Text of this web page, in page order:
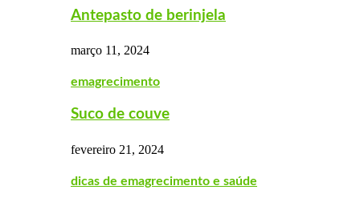
Antepasto de berinjela
março 11, 2024
emagrecimento
Suco de couve
fevereiro 21, 2024
dicas de emagrecimento e saúde